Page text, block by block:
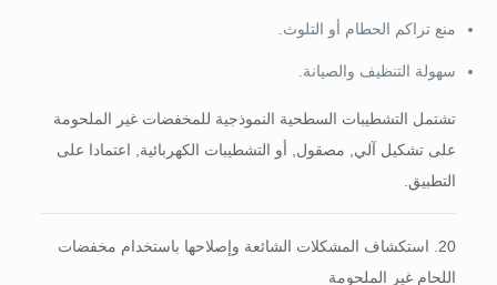
منع تراكم الحطام أو التلوث.
سهولة التنظيف والصيانة.
تشتمل التشطيبات السطحية النموذجية للمخفضات غير الملحومة
على تشكيل آلي, مصقول, أو التشطيبات الكهربائية, اعتمادا على
التطبيق.
20. استكشاف المشكلات الشائعة وإصلاحها باستخدام مخفضات
اللحام غير الملحومة